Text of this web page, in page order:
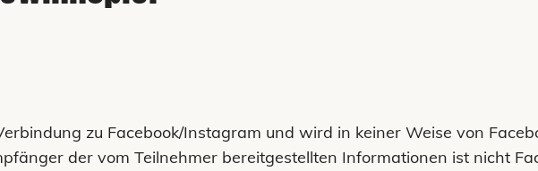
zu Facebook/Instagram und wird in keiner Weise von
der vom Teilnehmer bereitgestellten Informationen ist nicht